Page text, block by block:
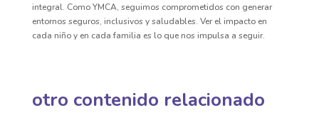
integral. Como YMCA, seguimos comprometidos con generar
entornos seguros, inclusivos y saludables. Ver el impacto en
cada niño y en cada familia es lo que nos impulsa a seguir.
otro contenido relacionado